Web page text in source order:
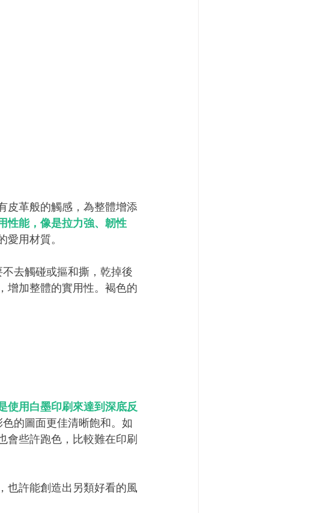
皮革般的觸感，為整體增添
性能，像是拉力強、韌性
用材質。
去觸碰或摳和撕，乾掉後
增加整體的實用性。褐色的
使用白墨印刷來達到深底反
的圖面更佳清晰飽和。如
會些許跑色，比較難在印刷
也許能創造出另類好看的風